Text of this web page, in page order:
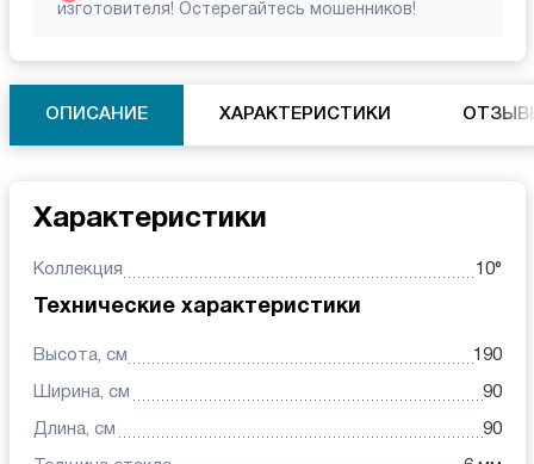
изготовителя! Остерегайтесь мошенников!
ОПИСАНИЕ ХАРАКТЕРИСТИКИ
Характеристики
Коллекция 10°
Технические характеристики
Высота, см 190
Ширина, см 90
Длина, см 90